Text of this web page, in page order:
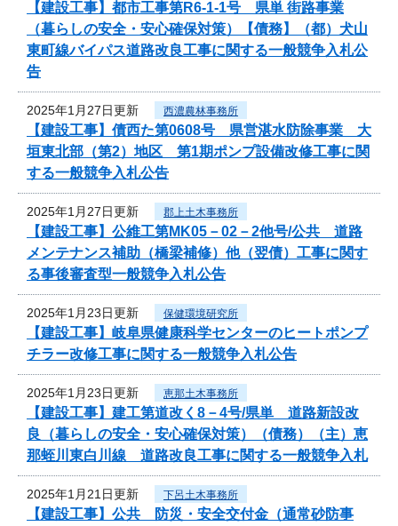
【建設工事】都市工事第R6-1-1号 県単 街路事業
（暮らしの安全・安心確保対策）【債務】（都）犬山
東町線バイパス道路改良工事に関する一般競争入札公
告
2025年1月27日更新 西濃農林事務所
【建設工事】債西た第0608号 県営湛水防除事業 大
垣東北部（第2）地区 第1期ポンプ設備改修工事に関
する一般競争入札公告
2025年1月27日更新 郡上土木事務所
【建設工事】公維工第MK05－02－2他号/公共 道路
メンテナンス補助（橋梁補修）他（翌債）工事に関す
る事後審査型一般競争入札公告
2025年1月23日更新 保健環境研究所
【建設工事】岐阜県健康科学センターのヒートポンプ
チラー改修工事に関する一般競争入札公告
2025年1月23日更新 恵那土木事務所
【建設工事】建工第道改く8－4号/県単 道路新設改
良（暮らしの安全・安心確保対策）（債務）（主）恵
那蛭川東白川線 道路改良工事に関する一般競争入札
2025年1月21日更新 下呂土木事務所
【建設工事】公共 防災・安全交付金（通常砂防事